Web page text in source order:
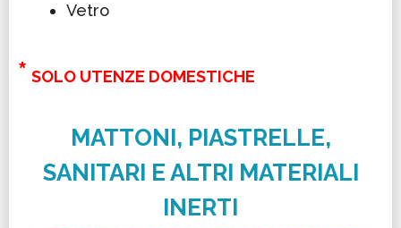
Vetro
* SOLO UTENZE DOMESTICHE
MATTONI, PIASTRELLE,
SANITARI E ALTRI MATERIALI
INERTI